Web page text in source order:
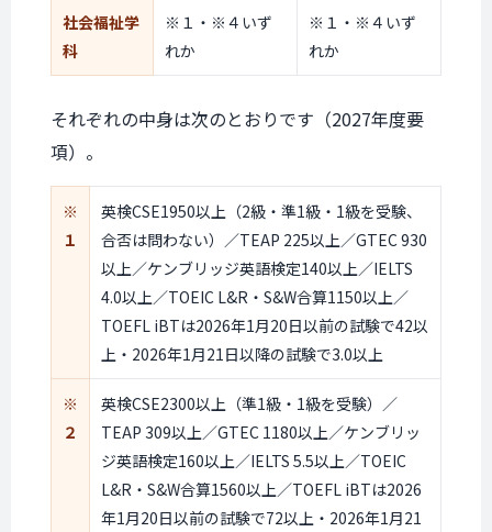
社会福祉学
科
※１・※４いず
れか
※１・※４いず
れか
それぞれの中身は次のとおりです（2027年度要
項）。
※
１
英検CSE1950以上（2級・準1級・1級を受験、
合否は問わない）／TEAP 225以上／GTEC 930
以上／ケンブリッジ英語検定140以上／IELTS
4.0以上／TOEIC L&R・S&W合算1150以上／
TOEFL iBTは2026年1月20日以前の試験で42以
上・2026年1月21日以降の試験で3.0以上
※
２
英検CSE2300以上（準1級・1級を受験）／
TEAP 309以上／GTEC 1180以上／ケンブリッ
ジ英語検定160以上／IELTS 5.5以上／TOEIC
L&R・S&W合算1560以上／TOEFL iBTは2026
年1月20日以前の試験で72以上・2026年1月21